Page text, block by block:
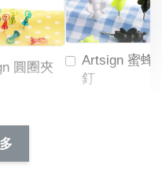
圓圈夾
Artsign 蜜蜂
釘